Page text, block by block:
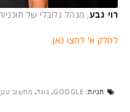
רוי גבע, מנהל גלובלי של
לחלק א' לחצו כאן.
תגיות: GOOGLE
, גוגל, מחשוב ענן